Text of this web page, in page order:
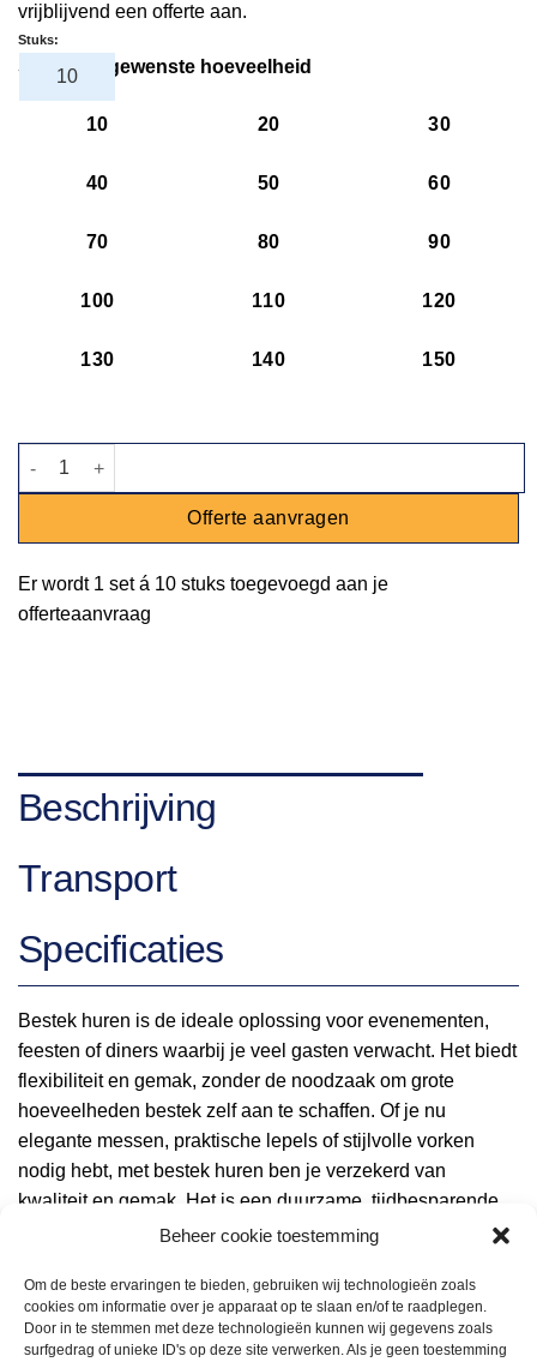
Beheer cookie toestemming
Om de beste ervaringen te bieden, gebruiken wij technologieën zoals
cookies om informatie over je apparaat op te slaan en/of te raadplegen.
Door in te stemmen met deze technologieën kunnen wij gegevens zoals
surfgedrag of unieke ID's op deze site verwerken. Als je geen toestemming
vrijblijvend een offerte aan.
Selecteer gewenste hoeveelheid
10 20 30
40 50 60
70 80 90
100 110 120
130 140 150
Stuks:
Koffie- / theelepel North aantal
Offerte aanvragen
Er wordt 1 setá 10 stuks toegevoegd aan je
offerteaanvraag
Beschrijving
Transport
Specificaties
Bestek huren is de ideale oplossing voor evenementen,
feesten of diners waarbij je veel gasten verwacht. Het biedt
flexibiliteit en gemak, zonder de noodzaak om grote
hoeveelheden bestek zelf aan te schaffen. Of je nu
elegante messen, praktische lepels of stijlvolle vorken
nodig hebt, met bestek huren ben je verzekerd van
kwaliteit en gemak. Het is een duurzame, tijdbesparende
keuze voor zowel kleine als grote bijeenkomsten.